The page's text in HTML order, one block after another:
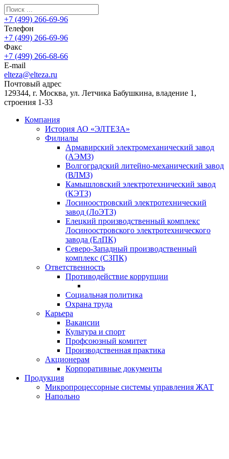
+7 (499) 266-69-96
Телефон
+7 (499) 266-69-96
Факс
+7 (499) 266-68-66
E-mail
elteza@elteza.ru
Почтовый адрес
129344, г. Москва, ул. Летчика Бабушкина, владение 1,
строения 1-33
Компания
История АО «ЭЛТЕЗА»
Филиалы
Армавирский электромеханический завод
(АЭМЗ)
Волгоградский литейно-механический завод
(ВЛМЗ)
Камышловский электротехнический завод
(КЭТЗ)
Лосиноостровский электротехнический
завод (ЛоЭТЗ)
Елецкий производственный комплекс
Лосиноостровского электротехнического
завода (ЕлПК)
Северо-Западный производственный
комплекс (СЗПК)
Ответственность
Противодействие коррупции
Социальная политика
Охрана труда
Карьера
Вакансии
Культура и спорт
Профсоюзный комитет
Производственная практика
Акционерам
Корпоративные документы
Продукция
Микропроцессорные системы управления ЖАТ
Напольно